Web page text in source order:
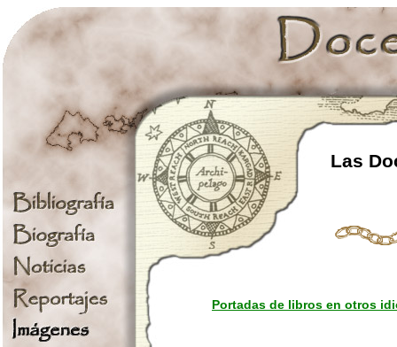
Las
Portadas de libros en otros